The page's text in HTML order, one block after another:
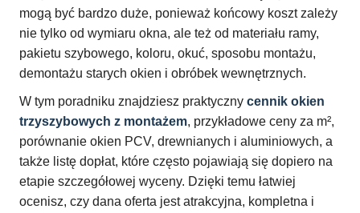
mogą być bardzo duże, ponieważ końcowy koszt zależy
nie tylko od wymiaru okna, ale też od materiału ramy,
pakietu szybowego, koloru, okuć, sposobu montażu,
demontażu starych okien i obróbek wewnętrznych.
W tym poradniku znajdziesz praktyczny cennik okien
trzyszybowych z montażem, przykładowe ceny za m²,
porównanie okien PCV, drewnianych i aluminiowych, a
także listę dopłat, które często pojawiają się dopiero na
etapie szczegółowej wyceny. Dzięki temu łatwiej
ocenisz, czy dana oferta jest atrakcyjna, kompletna i